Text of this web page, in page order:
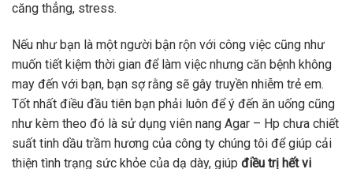
căng thẳng, stress.
Nếu như bạn là một người bận rộn với công việc cũng như
muốn tiết kiệm thời gian để làm việc nhưng căn bệnh không
may đến với bạn, bạn sợ rằng sẽ gây truyền nhiễm trẻ em.
Tốt nhất điều đầu tiên bạn phải luôn để ý đến ăn uống cũng
như kèm theo đó là sử dụng viên nang Agar – Hp chưa chiết
suất tinh dầu trầm hương của công ty chúng tôi để giúp cải
thiện tình trạng sức khỏe của dạ dày, giúp điều trị hết vi